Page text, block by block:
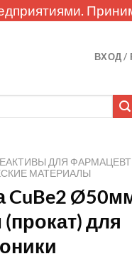
ВХОД /
ДЛЯ
МАТЕРИАЛЫ
CuBe2
для